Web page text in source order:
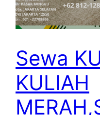
Sewa
KULIAH